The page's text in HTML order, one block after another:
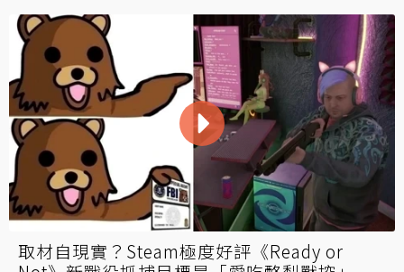
取材自現實？Steam極度好評《Ready or